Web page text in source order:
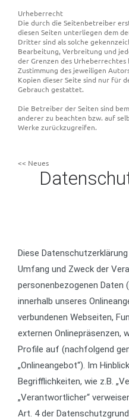
Urheberrecht
Die durch die Seitenbetreiber
diesen Seiten unterliegen dem
Dritter sind als solche
Bearbeitung, Verbreitung und
der Grenzen des
Zustimmung des jeweiligen
Kopien dieser Seite sind nur für
Gebrauch gestattet.
Die Betreiber der Seiten sind
anderer zu beachten bzw. auf
Werke zurückzugreifen.
<< Neues
Diese
Umfang und Zweck der
personenbezogenen Daten
innerhalb unseres
verbundenen Webseiten,
externen Onlinepräsenzen,
Profile auf (nachfolgend
„Onlineangebot“). Im
Begrifflichkeiten, wie z.B.
„Verantwortlicher“
Art. 4 der